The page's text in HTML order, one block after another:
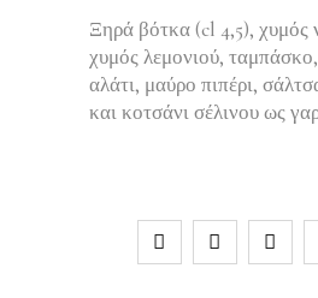
Ξηρά βότκα (cl 4,5), χυμός
χυμός λεμονιού,
αλάτι, μαύρο πιπέρι,
και κοτσάνι σέλινου ως